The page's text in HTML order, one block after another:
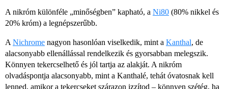
A nikróm különféle „minőségben” kapható, a Ni80 (80% nikkel és
20% króm) a legnépszerűbb.
A Nichrome nagyon hasonlóan viselkedik, mint a Kanthal, de
alacsonyabb ellenállással rendelkezik és gyorsabban melegszik.
Könnyen tekercselhető és jól tartja az alakját. A nikróm
olvadáspontja alacsonyabb, mint a Kanthalé, tehát óvatosnak kell
lenned, amikor a tekercseket szárazon izzítod – könnyen szétég, ha